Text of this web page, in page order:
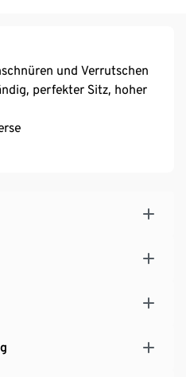
und Verrutschen
perfekter Sitz, hoher